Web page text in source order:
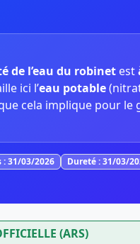
de l’eau du robinet est
ici l’eau potable
cela implique pour le
31/03/2026 Dureté : 31/03/
(ARS)